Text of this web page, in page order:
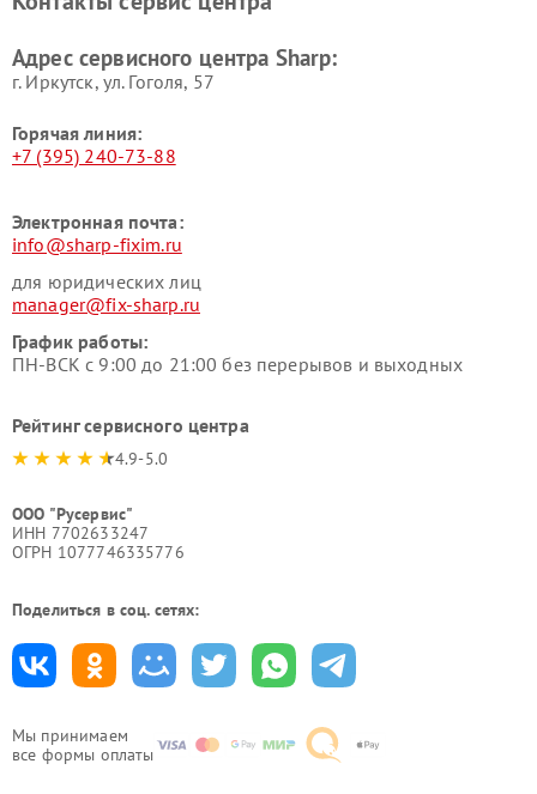
Мы принимаем
все формы оплаты
Адрес сервисного центра Sharp:
г. Иркутск, ул. ​Гоголя, 57
Горячая линия:
+7 (395) 240-73-88
Электронная почта:
info@sharp-fixim.ru
для юридических лиц
manager@fix-sharp.ru
График работы:
ПН-ВСК с 9:00 до 21:00 без перерывов и выходных
Рейтинг сервисного центра
4.9-5.0
ООО "Русервис"
ИНН 7702633247
ОГРН 1077746335776
Поделиться в соц. сетях: